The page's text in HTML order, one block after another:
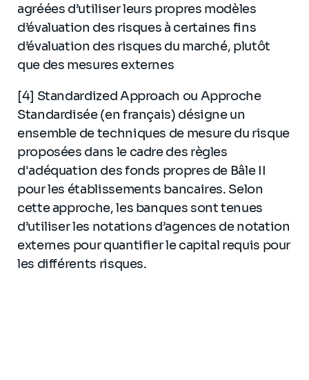
agréées d’utiliser leurs propres modèles
d’évaluation des risques à certaines fins
d’évaluation des risques du marché, plutôt
que des mesures externes
[4] Standardized Approach ou Approche
Standardisée (en français) désigne un
ensemble de techniques de mesure du risque
proposées dans le cadre des règles
d'adéquation des fonds propres de Bâle II
pour les établissements bancaires. Selon
cette approche, les banques sont tenues
d’utiliser les notations d’agences de notation
externes pour quantifier le capital requis pour
les différents risques.